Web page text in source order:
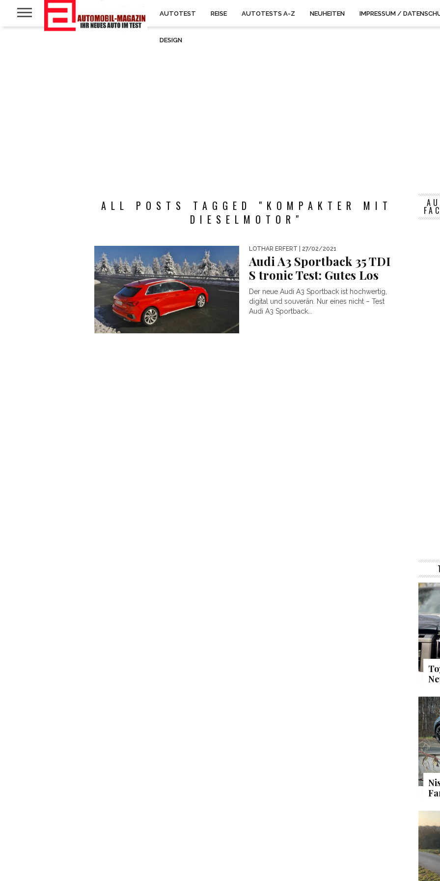
AUTOTEST REISE AUTOTESTS A-Z NEUHEITEN IMPRESSUM /
DESIGN
ALL POSTS TAGGED "KOMPAKTER MIT
DIESELMOTOR"
LOTHAR ERFERT | 27/02/2021
Audi A3 Sportback 35 TDI
S tronic Test: Gutes Los
Der neue Audi A3 Sportback ist hochwertig,
digital und souverän. Nur eines nicht – Test
Audi A3 Sportback...